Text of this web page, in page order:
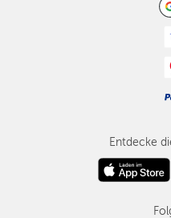
Entdecke